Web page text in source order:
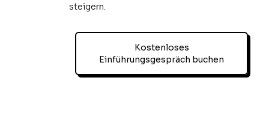
steigern.
Kostenloses
Einführungsgespräch buchen